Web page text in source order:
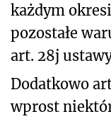
każdym
pozostałe
art. 28j
Dodatkowo
wprost